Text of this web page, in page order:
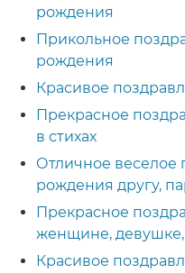
рождения
Прикольное
рождения
Красивое
Прекрасное
в стихах
Отличное веселое
рождения другу,
Прекрасное
женщине, девушке,
Красивое